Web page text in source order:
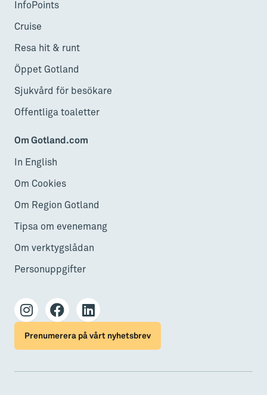
InfoPoints
Cruise
Resa hit & runt
Öppet Gotland
Sjukvård för besökare
Offentliga toaletter
Om Gotland.com
In English
Om Cookies
Om Region Gotland
Tipsa om evenemang
Om verktygslådan
Personuppgifter
Prenumerera på vårt nyhetsbrev